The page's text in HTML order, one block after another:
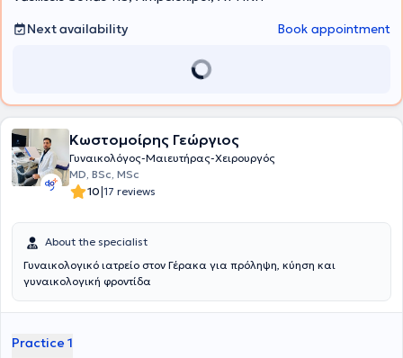
He actively participates in numerous conferences and seminars in
published articles in both Greek and international journals. Finally,
the doctor is a member of numerous scientific associations and
Next availability
Book appointment
Κωστομοίρης Γεώργιος
Γυναικολόγος-Μαιευτήρας-Χειρουργός
MD, BSc, MSc
10|17 reviews
About the specialist
Γυναικολογικό ιατρείο στον Γέρακα για πρόληψη, κύηση και
γυναικολογική φροντίδα
Practice 1